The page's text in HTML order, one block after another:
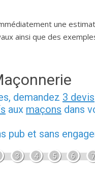
une
ainsi que des
demandez 3 devis
aux maçons dans
pub et sans
3 4 5 6 7